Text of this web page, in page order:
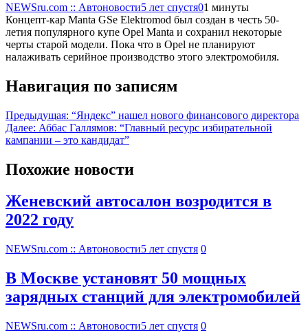
NEWSru.com :: Автоновости5 лет спустя01 минуты
Концепт-кар Manta GSe Elektromod был создан в честь 50-
летия популярного купе Opel Manta и сохранил некоторые
черты старой модели. Пока что в Opel не планируют
налаживать серийное производство этого электромобиля.
Навигация по записям
Предыдущая: “Яндекс” нашел нового финансового директора
Далее: Аббас Галлямов: “Главный ресурс избирательной
кампании – это кандидат”
Похожие новости
Женевский автосалон возродится в
2022 году
NEWSru.com :: Автоновости5 лет спустя 0
В Москве установят 50 мощных
зарядных станций для электромобилей
NEWSru.com :: Автоновости5 лет спустя 0